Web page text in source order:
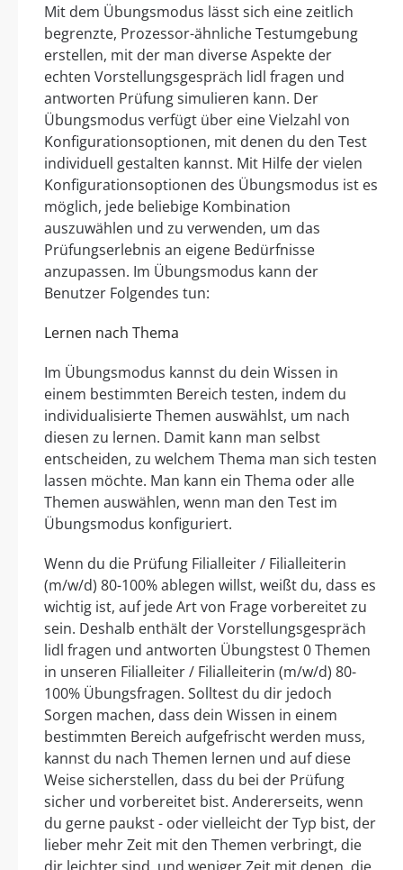
Mit dem Übungsmodus lässt sich eine zeitlich
begrenzte, Prozessor-ähnliche Testumgebung
erstellen, mit der man diverse Aspekte der
echten Vorstellungsgespräch lidl fragen und
antworten Prüfung simulieren kann. Der
Übungsmodus verfügt über eine Vielzahl von
Konfigurationsoptionen, mit denen du den Test
individuell gestalten kannst. Mit Hilfe der vielen
Konfigurationsoptionen des Übungsmodus ist es
möglich, jede beliebige Kombination
auszuwählen und zu verwenden, um das
Prüfungserlebnis an eigene Bedürfnisse
anzupassen. Im Übungsmodus kann der
Benutzer Folgendes tun:
Lernen nach Thema
Im Übungsmodus kannst du dein Wissen in
einem bestimmten Bereich testen, indem du
individualisierte Themen auswählst, um nach
diesen zu lernen. Damit kann man selbst
entscheiden, zu welchem Thema man sich testen
lassen möchte. Man kann ein Thema oder alle
Themen auswählen, wenn man den Test im
Übungsmodus konfiguriert.
Wenn du die Prüfung Filialleiter / Filialleiterin
(m/w/d) 80-100% ablegen willst, weißt du, dass es
wichtig ist, auf jede Art von Frage vorbereitet zu
sein. Deshalb enthält der Vorstellungsgespräch
lidl fragen und antworten Übungstest 0 Themen
in unseren Filialleiter / Filialleiterin (m/w/d) 80-
100% Übungsfragen. Solltest du dir jedoch
Sorgen machen, dass dein Wissen in einem
bestimmten Bereich aufgefrischt werden muss,
kannst du nach Themen lernen und auf diese
Weise sicherstellen, dass du bei der Prüfung
sicher und vorbereitet bist. Andererseits, wenn
du gerne paukst - oder vielleicht der Typ bist, der
lieber mehr Zeit mit den Themen verbringt, die